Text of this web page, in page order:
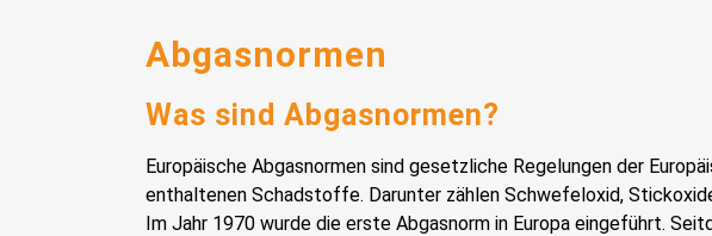
Abgasnormen
Was sind Abgasnormen?
Europäische Abgasnormen sind gesetzliche Regelungen der
enthaltenen Schadstoffe. Darunter zählen Schwefeloxid,
Im Jahr 1970 wurde die erste Abgasnorm in Europa eingeführt.